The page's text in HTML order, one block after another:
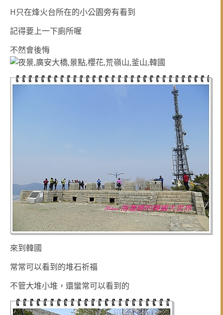
H只在烽火台所在的小公園旁有看到
記得要上一下廁所喔
不然會後悔
來到韓國
常常可以看到的堆石祈福
不管大堆小堆，還蠻常可以看到的